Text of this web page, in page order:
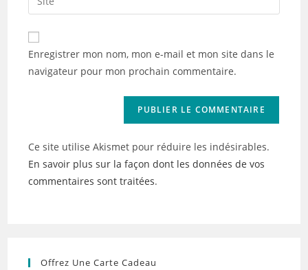
comment
address
comment
l’URL
de
votre
(facultatif)
Enregistrer mon nom, mon e-mail et mon site dans le
navigateur pour mon prochain commentaire.
Ce site utilise Akismet pour réduire les indésirables.
En savoir plus sur la façon dont les données de vos
commentaires sont traitées.
Offrez Une Carte Cadeau